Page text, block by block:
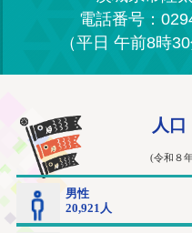
電話番号：
（平日 午前8時